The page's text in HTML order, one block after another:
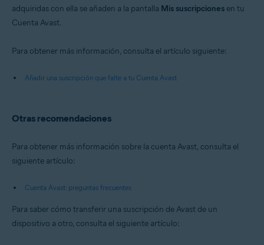
adquiridas con ella se añaden a la pantalla Mis suscripciones en tu
Cuenta Avast.
Para obtener más información, consulta el artículo siguiente:
Añadir una suscripción que falte a tu Cuenta Avast
Otras recomendaciones
Para obtener más información sobre la cuenta Avast, consulta el
siguiente artículo:
Cuenta Avast: preguntas frecuentes
Para saber cómo transferir una suscripción de Avast de un
dispositivo a otro, consulta el siguiente artículo: